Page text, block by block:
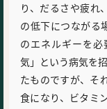
り、だるさや疲れ
の低下につながる
のエネルギーを
気」という病気を
たものですが、そ
食になり、ビタミ